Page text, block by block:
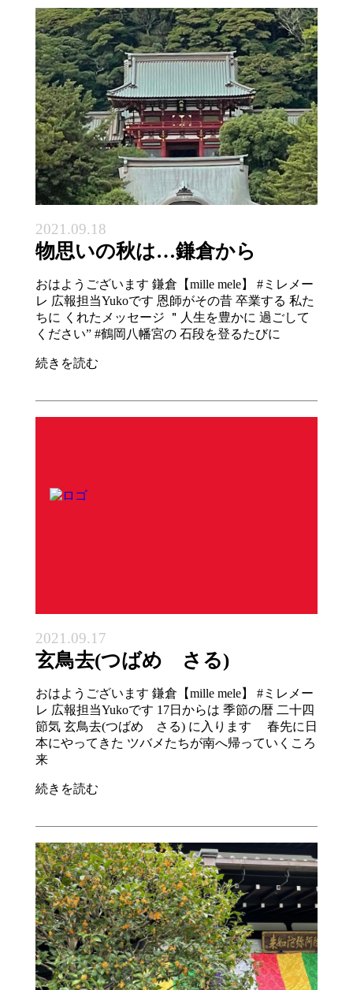
2021.09.18
物思いの秋は…鎌倉から
おはようございます 鎌倉【mille mele】 #ミレメー
レ 広報担当Yukoです 恩師がその昔 卒業する 私た
ちに くれたメッセージ ＂人生を豊かに 過ごして
ください” #鶴岡八幡宮の 石段を登るたびに
続きを読む
2021.09.17
玄鳥去(つばめ さる)
おはようございます 鎌倉【mille mele】 #ミレメー
レ 広報担当Yukoです 17日からは 季節の暦 二十四
節気 玄鳥去(つばめ さる) に入ります 春先に日
本にやってきた ツバメたちが南へ帰っていくころ
来
続きを読む